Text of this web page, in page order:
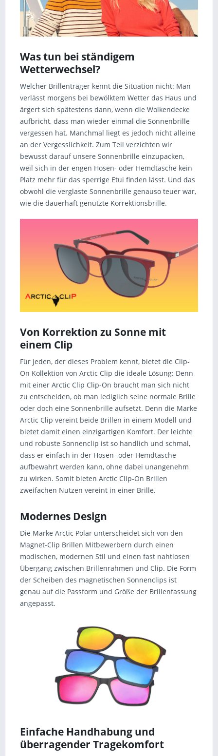
Was tun bei ständigem
Wetterwechsel?
Welcher Brillenträger kennt die Situation nicht: Man
verlässt morgens bei bewölktem Wetter das Haus und
ärgert sich spätestens dann, wenn die Wolkendecke
aufbricht, dass man wieder einmal die Sonnenbrille
vergessen hat. Manchmal liegt es jedoch nicht alleine
an der Vergesslichkeit. Zum Teil verzichten wir
bewusst darauf unsere Sonnenbrille einzupacken,
weil sich in der engen Hosen- oder Hemdtasche kein
Platz mehr für das sperrige Etui finden lässt. Und das
obwohl die verglaste Sonnenbrille genauso teuer war,
wie die dauerhaft genutzte Korrektionsbrille.
Von Korrektion zu Sonne mit
einem Clip
Für jeden, der dieses Problem kennt, bietet die Clip-
On Kollektion von Arctic Clip die ideale Lösung: Denn
mit einer Arctic Clip Clip-On braucht man sich nicht
zu entscheiden, ob man lediglich seine normale Brille
oder doch eine Sonnenbrille aufsetzt. Denn die Marke
Arctic Clip vereint beide Brillen in einem Modell und
bietet damit einen einzigartigen Komfort. Der leichte
und robuste Sonnenclip ist so handlich und schmal,
dass er einfach in der Hosen- oder Hemdtasche
aufbewahrt werden kann, ohne dabei unangenehm
zu wirken. Somit bieten Arctic Clip-On Brillen
zweifachen Nutzen vereint in einer Brille.
Modernes Design
Die Marke Arctic Polar unterscheidet sich von den
Magnet-Clip Brillen Mitbewerbern durch einen
modischen, modernen Stil und einen fast nahtlosen
Übergang zwischen Brillenrahmen und Clip. Die Form
der Scheiben des magnetischen Sonnenclips ist
genau auf die Passform und Größe der Brillenfassung
angepasst.
Einfache Handhabung und
überragender Tragekomfort